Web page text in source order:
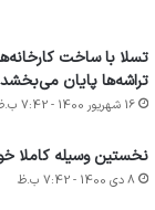
تسلا با ساخت
تراشه‌ها پایان می‌بخشد
16 شهریور 1400 - 7:42 ب.ظ
نخستین وسیله کاملا
8 دی 1400 - 7:42 ب.ظ